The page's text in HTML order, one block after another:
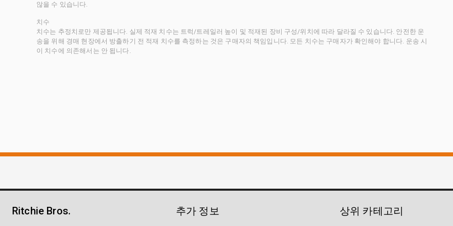
않을 수 있습니다.
치수
치수는 추정치로만 제공됩니다. 실제 적재 치수는 트럭/트레일러 높이 및 적재된 장비 구성/위치에 따라 달라질 수 있습니다. 안전한 운
송을 위해 경매 현장에서 방출하기 전 적재 치수를 측정하는 것은 구매자의 책임입니다. 모든 치수는 구매자가 확인해야 합니다. 운송 시
이 치수에 의존해서는 안 됩니다.
Ritchie Bros. 추가 정보 상위 카테고리